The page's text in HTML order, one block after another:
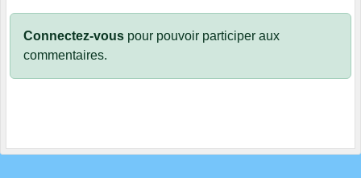
Connectez-vous pour pouvoir participer aux
commentaires.